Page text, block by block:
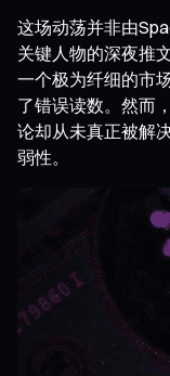
这场动荡并非由
关键人物的深夜推
一个极为纤细的市
了错误读数。然而
论却从未真正被解
弱性。